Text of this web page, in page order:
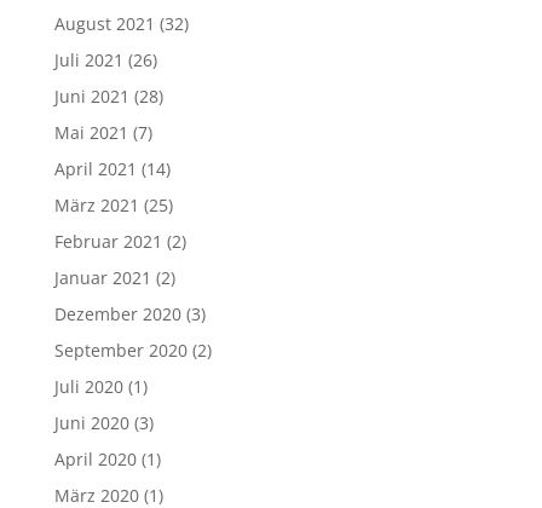
August 2021 (32)
Juli 2021 (26)
Juni 2021 (28)
Mai 2021 (7)
April 2021 (14)
März 2021 (25)
Februar 2021 (2)
Januar 2021 (2)
Dezember 2020(3)
September 2020(2)
Juli 2020(1)
Juni 2020(3)
April 2020(1)
März 2020(1)